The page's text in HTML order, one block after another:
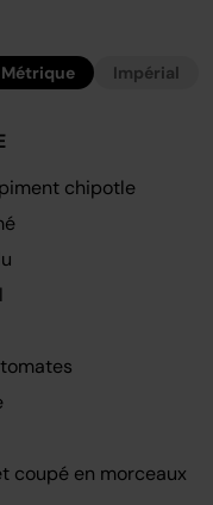
Métrique Impérial
chipotle
coupé en morceaux